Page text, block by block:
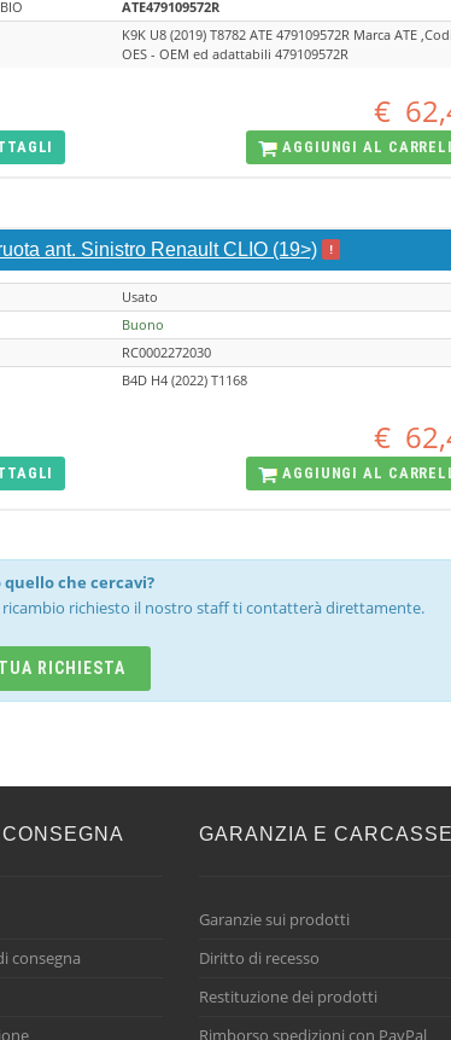
ATE479109572R
K9K U8 (2019) T8782 ATE 479109572R Marca ATE
OES - OEM ed adattabili 479109572R
€
AGGIUNGI AL
ant. Sinistro Renault CLIO (19>) !
Usato
Buono
RC0002272030
B4D H4 (2022) T1168
€
AGGIUNGI AL
che cercavi?
richiesto il nostro staff ti contatterà direttamente.
RICHIESTA
consegna
GARANZIA E CARCASSE
Garanzie sui prodotti
Diritto di recesso
Restituzione dei prodotti
Rimborso spedizioni con PayPal